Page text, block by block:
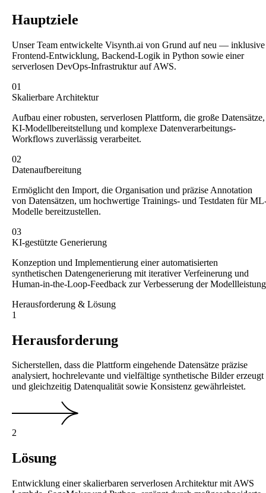
Hauptziele
Unser Team entwickelte Visynth.ai von Grund auf neu — inklusive
Frontend-Entwicklung, Backend-Logik in Python sowie einer
serverlosen DevOps-Infrastruktur auf AWS.
01
Skalierbare Architektur
Aufbau einer robusten, serverlosen Plattform, die große Datensätze,
KI-Modellbereitstellung und komplexe Datenverarbeitungs-
Workflows zuverlässig verarbeitet.
02
Datenaufbereitung
Ermöglicht den Import, die Organisation und präzise Annotation
von Datensätzen, um hochwertige Trainings- und Testdaten für
Modelle bereitzustellen.
03
KI-gestützte Generierung
Konzeption und Implementierung einer automatisierten
synthetischen Datengenerierung mit iterativer Verfeinerung und
Human-in-the-Loop-Feedback zur Verbesserung der
Herausforderung & Lösung
1
Herausforderung
Sicherstellen, dass die Plattform eingehende Datensätze präzise
analysiert, hochrelevante und vielfältige synthetische Bilder erzeugt
und gleichzeitig Datenqualität sowie Konsistenz gewährleistet.
2
Lösung
Entwicklung einer skalierbaren serverlosen Architektur mit AWS